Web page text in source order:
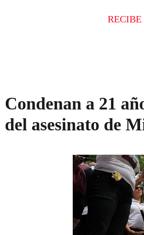
Condenan a 21
del asesinato de